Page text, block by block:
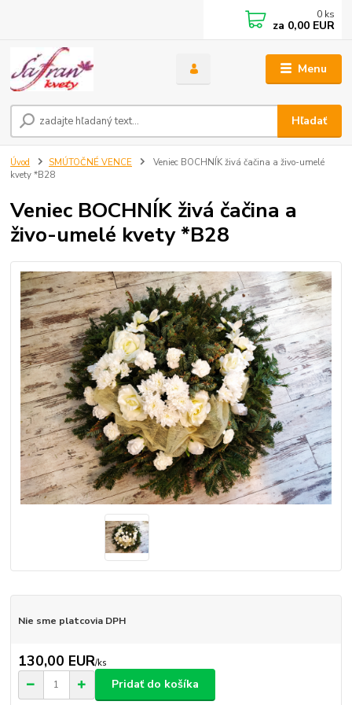
Menu
Hľadať
0 ks
za 0,00 EUR
Úvod SMÚTOČNÉ VENCE
Veniec BOCHNÍK živá čačina a živo-umelé
kvety *B28
Veniec BOCHNÍK živá čačina a
živo-umelé kvety *B28
Nie sme platcovia DPH
130,00 EUR/ks
Pridať do košíka